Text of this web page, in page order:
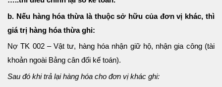
b. Nếu hàng hóa thừa là thuộc sở hữu của đơn vị khác, thì
giá trị hàng hóa thừa ghi:
Nợ TK 002 – Vật tư, hàng hóa nhận giữ hộ, nhận gia công (tài
khoản ngoài Bảng cân đối kế toán).
Sau đó khi trả lại hàng hóa cho đơn vị khác ghi: